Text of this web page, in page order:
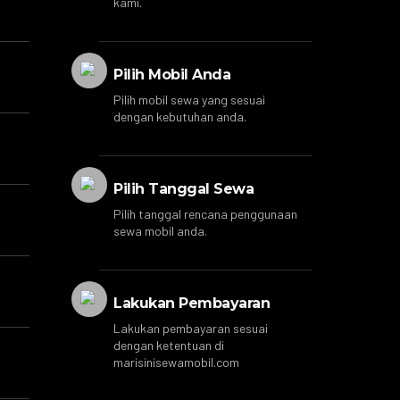
Pilih Mobil Anda
Pilih mobil sewa yang sesuai
dengan kebutuhan anda.
Pilih Tanggal Sewa
Pilih tanggal rencana penggunaan
sewa mobil anda.
Lakukan Pembayaran
Lakukan pembayaran sesuai
dengan ketentuan di
marisinisewamobil.com